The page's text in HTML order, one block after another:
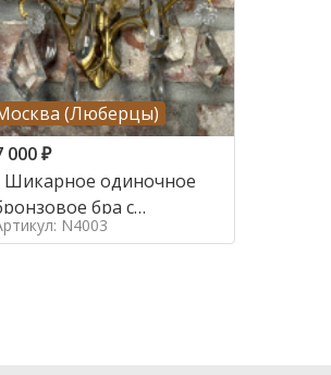
(Люберцы)
000₽
Шикарное одиночное
бра с
в стиле
N4003